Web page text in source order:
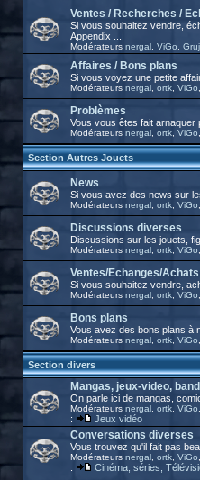
Ventes / Recherches /
Si vous souhaitez vendre,
Appendix ...
Modérateurs nergal, ViGo
Affaires / Bons plans
Si vous voyez une petite
Modérateurs nergal, ortk, ViGo
Problèmes
Vous vous êtes fait
Modérateurs nergal, ortk, ViGo
Section Autres Jouets
News
Si vous avez des news sur
Modérateurs nergal, ortk, ViGo
Discussions diverses
Discussions sur les jouets,
Modérateurs nergal, ortk, ViGo
Ventes/Echanges/
Si vous souhaitez vendre,
Modérateurs nergal, ortk, ViGo
Bons plans
Vous avez des bons plans à
Modérateurs nergal, ortk, ViGo
Section divers
Mangas, jeux-video,
On parle ici de mangas,
Modérateurs nergal, ortk, ViGo
: Jeux vidéo
Conversations diverses
Vous trouvez qu'il fait pas
Modérateurs nergal, ortk, ViGo
: Cinéma, séries,